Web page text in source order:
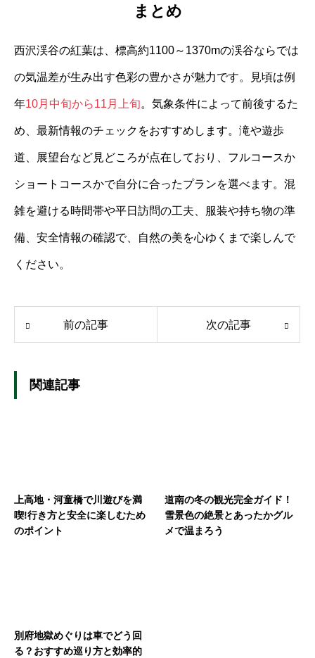
まとめ
西沢渓谷の紅葉は、標高約1100～1370mの渓谷ならでは
の気温差が生み出す色彩の豊かさが魅力です。見頃は例
年10月中旬から11月上旬。気象条件によって前後するた
め、最新情報のチェックをおすすめします。滝や遊歩
道、展望台など見どころが点在しており、フルコースか
ショートコースかで自分に合ったプランを選べます。混
雑を避ける時間帯や平日訪問の工夫、服装や持ち物の準
備、安全情報の確認で、自然の美を心ゆくまで楽しんで
ください。
前の記事 次の記事
関連記事
上高地・河童橋で川遊びを満
喫!行き方と安全に楽しむため
のポイント
道南の冬の観光完全ガイド！
雪景色の絶景とあったかグル
メで温まろう
別府地獄めぐりは車でどう回
る？おすすめ巡り方と効率的